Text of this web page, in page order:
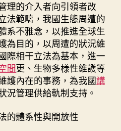
理的介入者向引領者改
法範疇，我國生態周遭的
系不雅念，以推進全球生
為目的，以周遭的狀況維
際相干立法為基本，進一
間更、生物多樣性維護等
護內在的事務，為我國講
況管理供給軌制支持。
的體系性與開放性